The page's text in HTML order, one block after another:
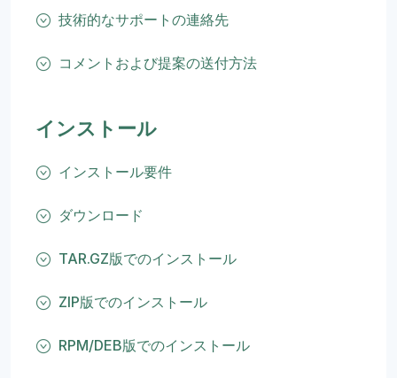
技術的なサポートの連絡先
コメントおよび提案の送付方法
インストール
インストール要件
ダウンロード
TAR.GZ版でのインストール
ZIP版でのインストール
RPM/DEB版でのインストール